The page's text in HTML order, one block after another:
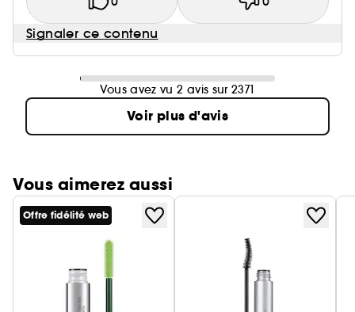
Signaler ce contenu
Vous avez vu 2 avis sur 2371
Voir plus d'avis
Vous aimerez aussi
Offre fidélité web